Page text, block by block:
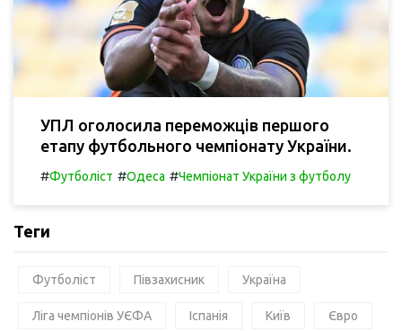
УПЛ оголосила переможців першого
етапу футбольного чемпіонату України.
#Футболіст #Одеса #Чемпіонат України з футболу
Теги
Футболіст Півзахисник Україна
Ліга чемпіонів УЄФА Іспанія Київ Євро